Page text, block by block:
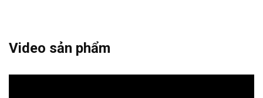
Video sản phẩm